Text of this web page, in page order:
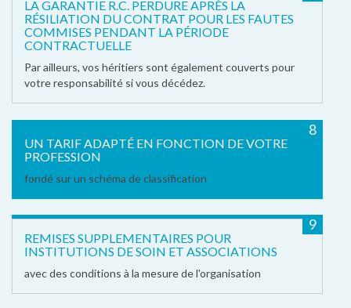
LA GARANTIE R.C. PERDURE APRÈS LA
RÉSILIATION DU CONTRAT POUR LES FAUTES
COMMISES PENDANT LA PÉRIODE
CONTRACTUELLE
Par ailleurs, vos héritiers sont également couverts pour
votre responsabilité si vous décédez.
8
UN TARIF ADAPTÉ EN FONCTION DE VOTRE
PROFESSION
fondé sur un schéma de classification
9
REMISES SUPPLEMENTAIRES POUR
INSTITUTIONS DE SOIN ET ASSOCIATIONS
avec des conditions à la mesure de l'organisation